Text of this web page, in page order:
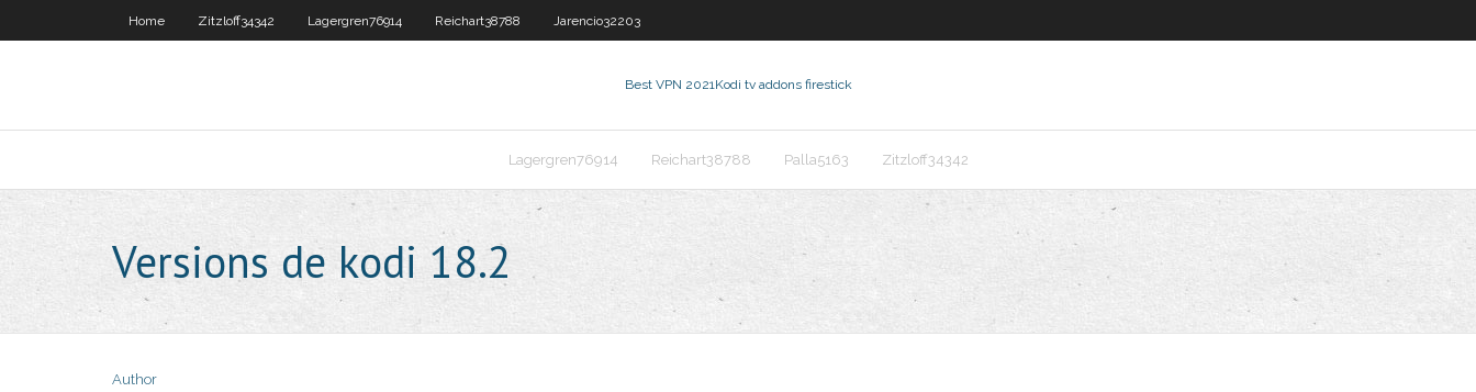
Home Zitzloff34342 Lagergren76914 Reichart38788 Jarencio32203
Best VPN 2021Kodi tv addons firestick
Lagergren76914 Reichart38788 Palla5163 Zitzloff34342
Versions de kodi 18.2
Author